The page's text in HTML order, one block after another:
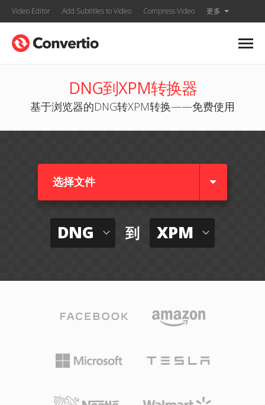
Video Editor Add Subtitles to Video Compress Video 更多
DNG到XPM转换器
基于浏览器的DNG转XPM转换——免费使用
选择文件
DNG 到 XPM